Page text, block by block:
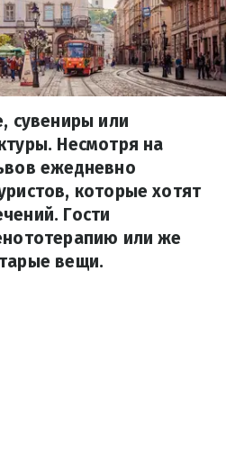
сувениры или
Несмотря на
ежедневно
которые хотят
Гости
или же
вещи.